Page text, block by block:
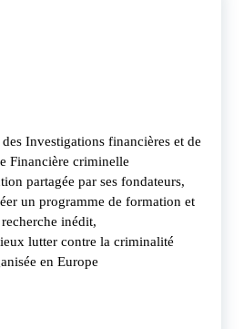
Investigations financières et de
Financière criminelle
partagée par ses fondateurs,
un programme de formation et
inédit,
lutter contre la criminalité
en Europe